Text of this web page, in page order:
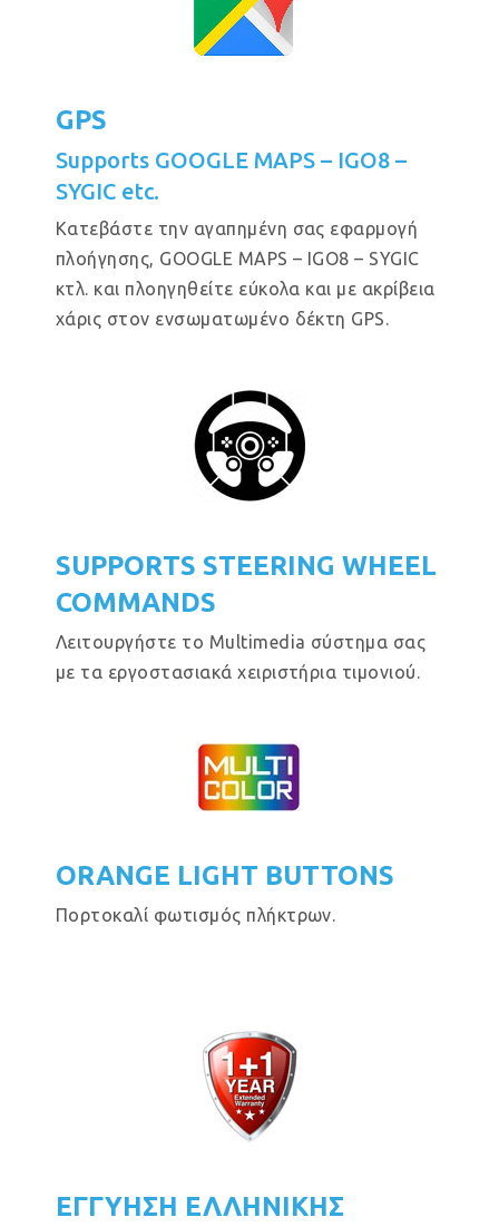
GPS
Supports GOOGLE MAPS – IGO8 –
SYGIC etc.
Κατεβάστε την αγαπημένη σας εφαρμογή
πλοήγησης, GOOGLE MAPS – IGO8 – SYGIC
κτλ. και πλοηγηθείτε εύκολα και με ακρίβεια
χάρις στον ενσωματωμένο δέκτη GPS.
SUPPORTS STEERING WHEEL
COMMANDS
Λειτουργήστε το Multimedia σύστημα σας
με τα εργοστασιακά χειριστήρια τιμονιού.
ORANGE LIGHT BUTTONS
Πορτοκαλί φωτισμός πλήκτρων.
ΕΓΓΥΗΣΗ ΕΛΛΗΝΙΚΗΣ